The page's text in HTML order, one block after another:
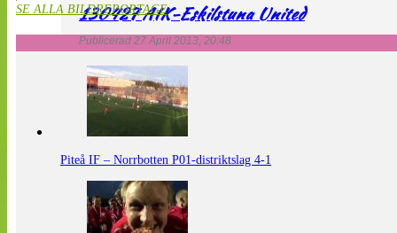
130427 AIK-Eskilstuna United
Publicerad 27 April 2013, 20:48
SE ALLA BILDREPORTAGE
Piteå IF – Norrbotten P01-distriktslag 4-1